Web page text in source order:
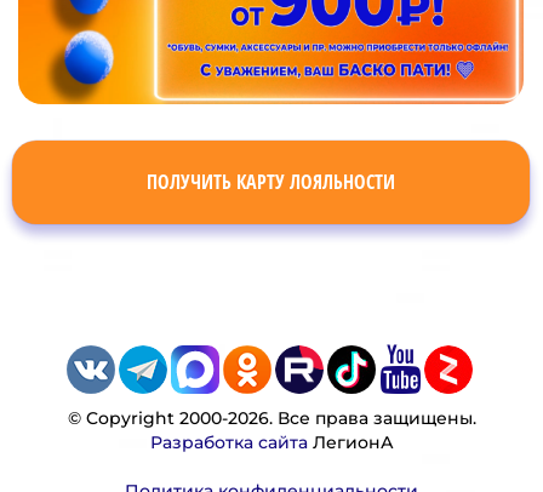
ПОЛУЧИТЬ КАРТУ ЛОЯЛЬНОСТИ
© Copyright 2000-2026. Все права защищены.
Разработка сайтаЛегионА